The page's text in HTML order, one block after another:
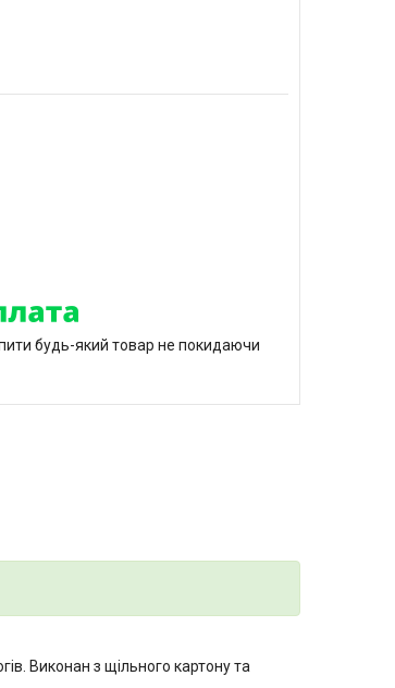
будь-який товар не покидаючи
Виконан з щільного картону та